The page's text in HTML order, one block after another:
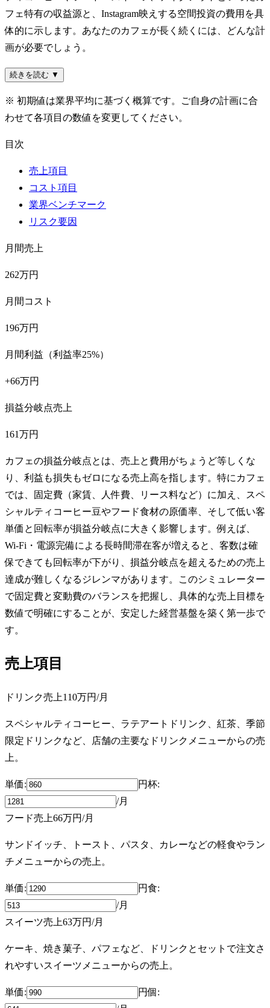
フェ特有の収益源と、Instagram映えする空間投資の費用を具
体的に示します。あなたのカフェが長く続くには、どんな計
画が必要でしょう。
続きを読む ▼
※ 初期値は業界平均に基づく概算です。ご自身の計画に合
わせて各項目の数値を変更してください。
目次
売上項目
コスト項目
業界ベンチマーク
リスク要因
月間売上
262万円
月間コスト
196万円
月間利益（利益率25%）
+66万円
損益分岐点売上
161万円
カフェの損益分岐点とは、売上と費用がちょうど等しくな
り、利益も損失もゼロになる売上高を指します。特にカフェ
では、固定費（家賃、人件費、リース料など）に加え、スペ
シャルティコーヒー豆やフード食材の原価率、そして低い客
単価と回転率が損益分岐点に大きく影響します。例えば、
Wi-Fi・電源完備による長時間滞在客が増えると、客数は確
保できても回転率が下がり、損益分岐点を超えるための売上
達成が難しくなるジレンマがあります。このシミュレーター
で固定費と変動費のバランスを把握し、具体的な売上目標を
数値で明確にすることが、安定した経営基盤を築く第一歩で
す。
売上項目
ドリンク売上110万円/月
スペシャルティコーヒー、ラテアートドリンク、紅茶、季節
限定ドリンクなど、店舗の主要なドリンクメニューからの売
上。
単価: 円杯:
/月
フード売上66万円/月
サンドイッチ、トースト、パスタ、カレーなどの軽食やラン
チメニューからの売上。
単価: 円食:
/月
スイーツ売上63万円/月
ケーキ、焼き菓子、パフェなど、ドリンクとセットで注文さ
れやすいスイーツメニューからの売上。
単価: 円個: